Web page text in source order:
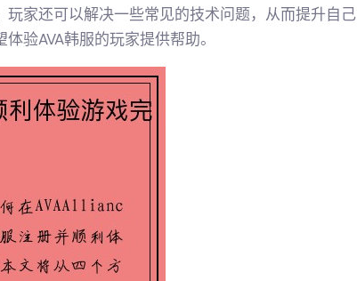
家还可以解决一些常见的技术问题，从而提升自己
验AVA韩服的玩家提供帮助。